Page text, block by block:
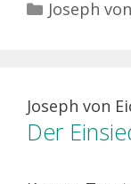
Kategorien
Joseph
Joseph von
Der